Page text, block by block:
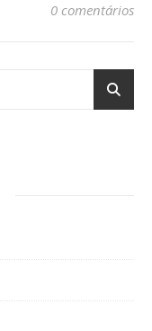
0 comentários